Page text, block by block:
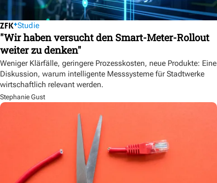
Studie
"Wir haben versucht den Smart-Meter-Rollout
weiter zu denken"
Weniger Klärfälle, geringere Prozesskosten, neue Produkte: Eine
Diskussion, warum intelligente Messsysteme für Stadtwerke
wirtschaftlich relevant werden.
Stephanie Gust